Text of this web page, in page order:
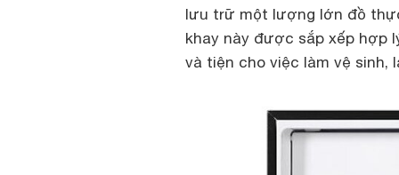
lưu trữ một lượng lớn đồ
khay này được sắp xếp hợp
và tiện cho việc làm vệ sinh,